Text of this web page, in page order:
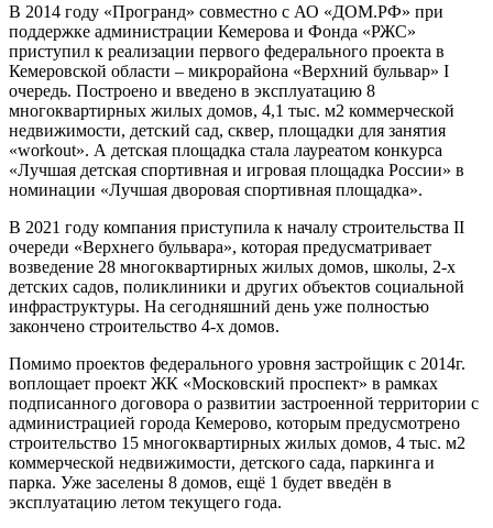
В 2014 году «Програнд» совместно с АО «ДОМ.РФ» при
поддержке администрации Кемерова и Фонда «РЖС»
приступил к реализации первого федерального проекта в
Кемеровской области – микрорайона «Верхний бульвар» I
очередь. Построено и введено в эксплуатацию 8
многоквартирных жилых домов, 4,1 тыс. м2 коммерческой
недвижимости, детский сад, сквер, площадки для занятия
«workout». А детская площадка стала лауреатом конкурса
«Лучшая детская спортивная и игровая площадка России» в
номинации «Лучшая дворовая спортивная площадка».
В 2021 году компания приступила к началу строительства II
очереди «Верхнего бульвара», которая предусматривает
возведение 28 многоквартирных жилых домов, школы, 2-х
детских садов, поликлиники и других объектов социальной
инфраструктуры. На сегодняшний день уже полностью
закончено строительство 4-х домов.
Помимо проектов федерального уровня застройщик c 2014г.
воплощает проект ЖК «Московский проспект» в рамках
подписанного договора о развитии застроенной территории с
администрацией города Кемерово, которым предусмотрено
строительство 15 многоквартирных жилых домов, 4 тыс. м2
коммерческой недвижимости, детского сада, паркинга и
парка. Уже заселены 8 домов, ещё 1 будет введён в
эксплуатацию летом текущего года.